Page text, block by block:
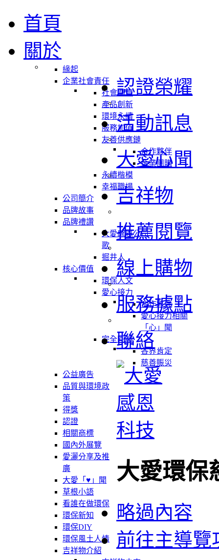
首頁
關於
緣起
企業社會責任
社會關懷
產品創新
環境永續
服務加值
友善供應鏈
合作夥伴
企業團購
永續楷模
幸福職場
公司簡介
品牌故事
品牌禮讚
大愛感恩公司
歌
掘井人
核心價值
環保人文
愛心接力
合作夥伴
愛心接力相關
「心」聞
完全回饋
各界肯定
慈善賑災
公益廣告
品質與環境政
策
認證榮耀
得獎
認證
相關商標
活動訊息
國內外展覽
愛灑分享及推
廣
大愛心聞
大愛「♥」聞
草根小語
看誰在做環保
環保新知
環保DIY
環保風土人情
吉祥物
吉祥物介紹
推薦閱覽
線上購物
服務據點
聯絡
大愛環保
略過內容
前往主導覽